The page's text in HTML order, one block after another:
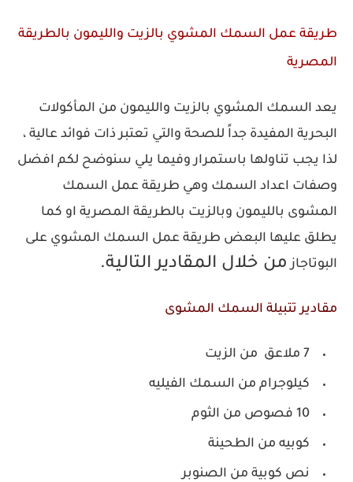
طريقة عمل السمك المشوي بالزيت والليمون بالطريقة
المصرية
يعد السمك المشوي بالزيت والليمون من المأكولات
البحرية المفيدة جداً للصحة والتي تعتبر ذات فوائد عالية ،
لذا يجب تناولها باستمرار وفيما يلي سنوضح لكم افضل
وصفات اعداد السمك وهي طريقة عمل السمك
المشوى بالليمون وبالزيت بالطريقة المصرية او كما
يطلق عليها البعض طريقة عمل السمك المشوي على
البوتاجاز من خلال المقادير التالية.
مقادير تتبيلة السمك المشوى
7 ملاعق من الزيت
كيلوجرام من السمك الفيليه
10 فصوص من الثوم
كوبيه من الطحينة
نص كوبية من الصنوبر